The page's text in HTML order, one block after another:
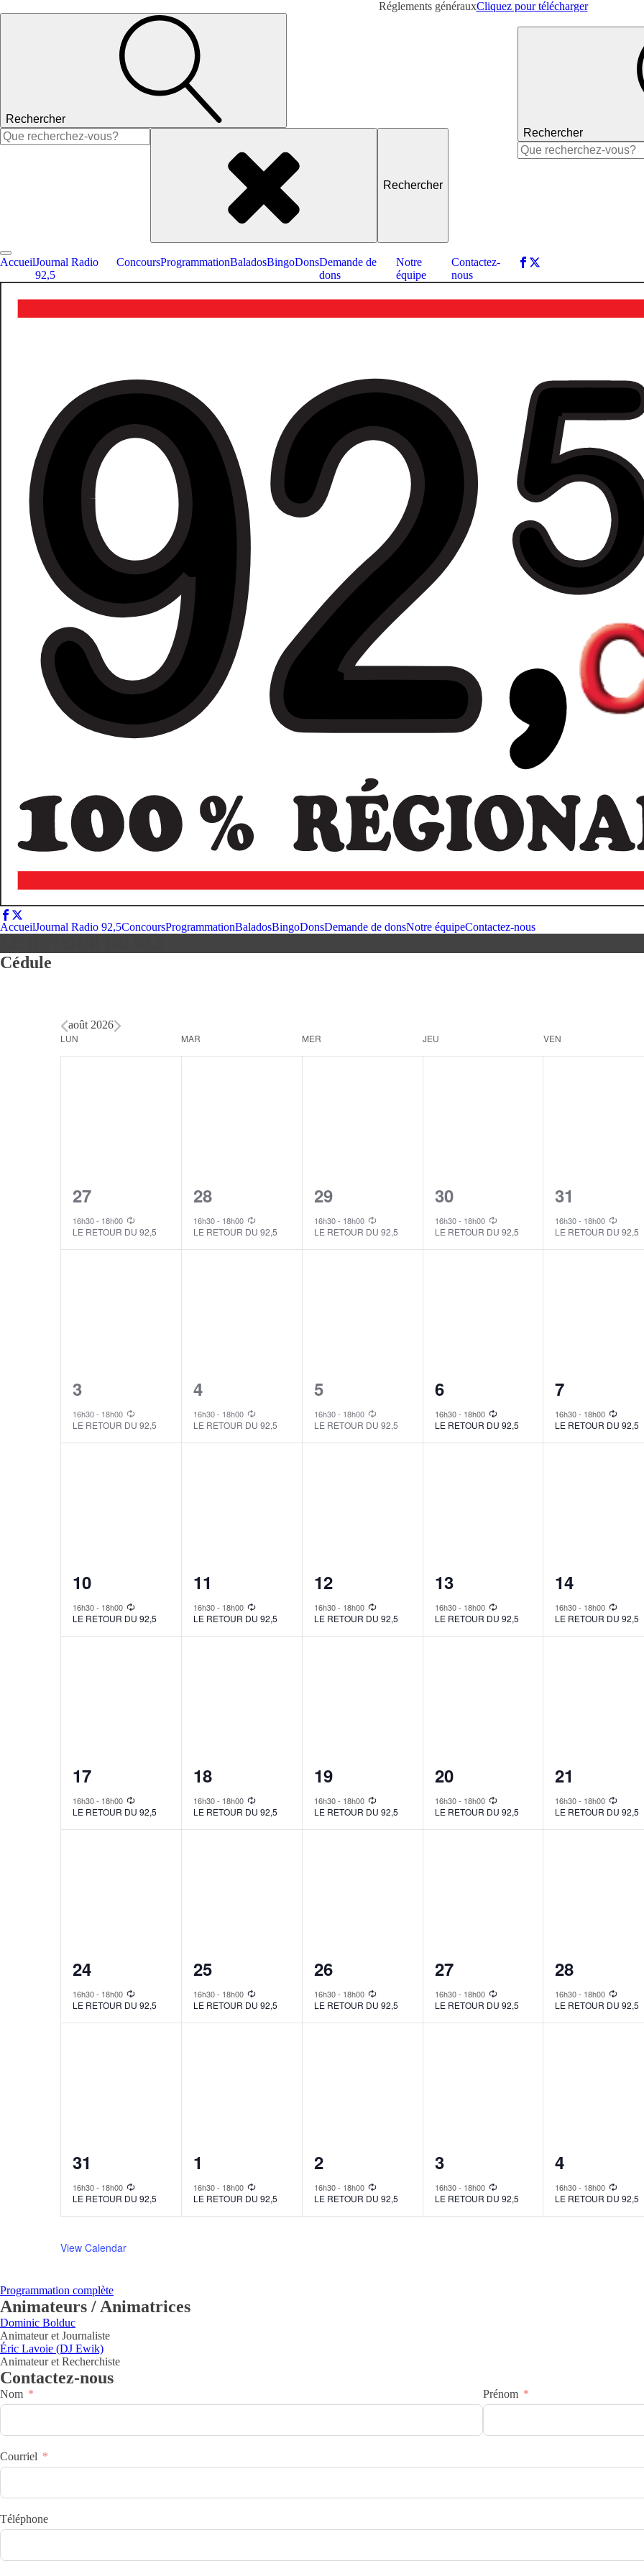
Réglements générauxCliquez pour télécharger
Rechercher
Rechercher :
AccueilJournal Radio
92,5
ConcoursProgrammationBaladosBingoDonsDemande de
dons
Notre
équipe
Contactez-
nous
Rechercher
Rechercher :
AccueilJournal Radio 92,5ConcoursProgrammationBaladosBingoDonsDemande de donsNotre équipeContactez-nous
Cédule
août 2026
Calendar
of
LUN MAR MER JEU VEN
1
event,
27
16h30- 18h00
LE RETOUR DU 92,5
1
event,
28
16h30- 18h00
LE RETOUR DU 92,5
1
event,
29
16h30- 18h00
LE RETOUR DU 92,5
1
event,
30
16h30- 18h00
LE RETOUR DU 92,5
1
event,
31
16h30- 18h00
LE RETOUR DU 92,5
1
event,
3
16h30- 18h00
LE RETOUR DU 92,5
1
event,
4
16h30- 18h00
LE RETOUR DU 92,5
1
event,
5
16h30- 18h00
LE RETOUR DU 92,5
1
event,
6
16h30- 18h00
LE RETOUR DU 92,5
1
event,
7
16h30- 18h00
LE RETOUR DU 92,5
1
event,
10
16h30- 18h00
LE RETOUR DU 92,5
1
event,
11
16h30- 18h00
LE RETOUR DU 92,5
1
event,
12
16h30- 18h00
LE RETOUR DU 92,5
1
event,
13
16h30- 18h00
LE RETOUR DU 92,5
1
event,
14
16h30- 18h00
LE RETOUR DU 92,5
1
event,
17
16h30- 18h00
LE RETOUR DU 92,5
1
event,
18
16h30- 18h00
LE RETOUR DU 92,5
1
event,
19
16h30- 18h00
LE RETOUR DU 92,5
1
event,
20
16h30- 18h00
LE RETOUR DU 92,5
1
event,
21
16h30- 18h00
LE RETOUR DU 92,5
1
event,
24
16h30- 18h00
LE RETOUR DU 92,5
1
event,
25
16h30- 18h00
LE RETOUR DU 92,5
1
event,
26
16h30- 18h00
LE RETOUR DU 92,5
1
event,
27
16h30- 18h00
LE RETOUR DU 92,5
1
event,
28
16h30- 18h00
LE RETOUR DU 92,5
1
event,
31
16h30- 18h00
LE RETOUR DU 92,5
1
event,
1
16h30- 18h00
LE RETOUR DU 92,5
1
event,
2
16h30- 18h00
LE RETOUR DU 92,5
1
event,
3
16h30- 18h00
LE RETOUR DU 92,5
1
event,
4
16h30- 18h00
LE RETOUR DU 92,5
View Calendar
Programmation complète
Animateurs / Animatrices
Dominic Bolduc
Animateur et Journaliste
Éric Lavoie (DJ Ewik)
Animateur et Recherchiste
Contactez-nous
Nom Prénom
Courriel
Téléphone